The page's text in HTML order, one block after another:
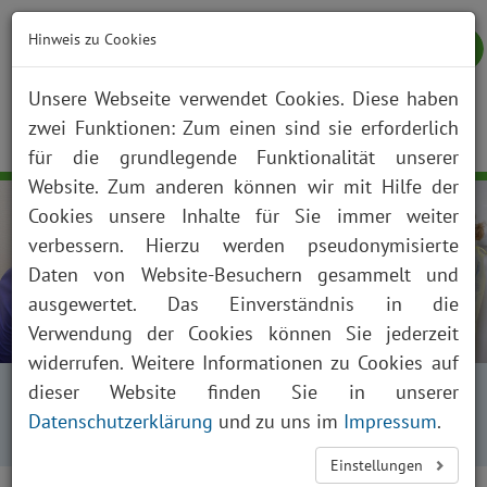
NOTFALL KONTAKT ANFAHRT JOBS SUCHE
Startseite
Fachabteilungen
Kliniken, Institute und Funktionsbereiche
Endoskopie
Hinweis zu Cookies
Unsere Webseite verwendet Cookies. Diese haben
zwei Funktionen: Zum einen sind sie erforderlich
für die grundlegende Funktionalität unserer
Website. Zum anderen können wir mit Hilfe der
Cookies unsere Inhalte für Sie immer weiter
verbessern. Hierzu werden pseudonymisierte
Daten von Website-Besuchern gesammelt und
ausgewertet. Das Einverständnis in die
Verwendung der Cookies können Sie jederzeit
widerrufen. Weitere Informationen zu Cookies auf
dieser Website finden Sie in unserer
Datenschutzerklärung und zu uns im Impressum.
Einstellungen